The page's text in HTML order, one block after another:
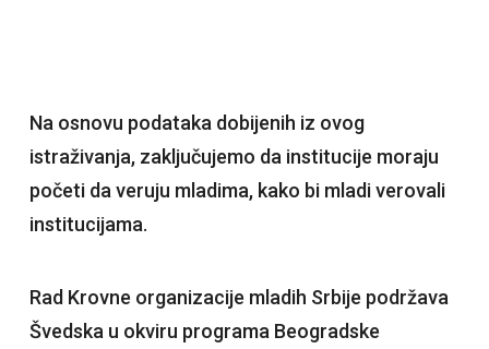
Na osnovu podataka dobijenih iz ovog
istraživanja, zaključujemo da institucije moraju
početi da veruju mladima, kako bi mladi verovali
institucijama.
Rad Krovne organizacije mladih Srbije podržava
Švedska u okviru programa Beogradske